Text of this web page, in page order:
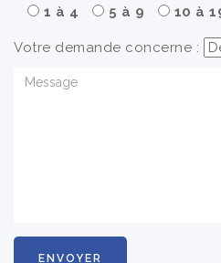
1 à 4
5 à 9 10 à
Votre demande concerne :
ENVOYER